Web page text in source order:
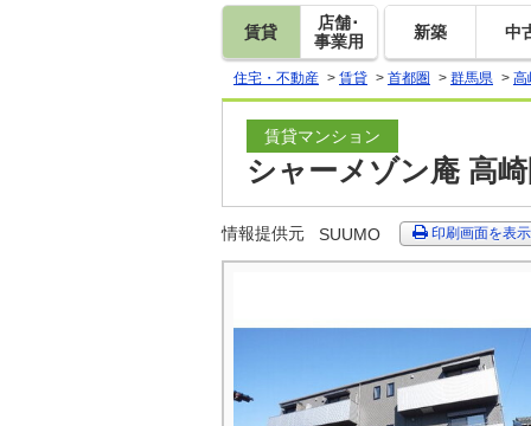
賃貸
店舗･
事業用
新築 中
住宅・不動産 > 賃貸 > 首都圏 > 群馬県 > 高
賃貸マンション
シャーメゾン庵 高
情報提供元 SUUMO 印刷画面を表示